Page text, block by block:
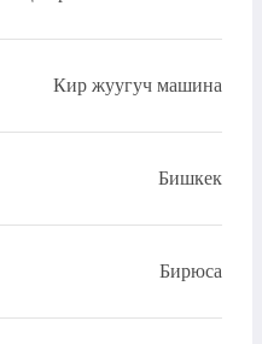
Кир жуугуч машина
Бишкек
Бирюса